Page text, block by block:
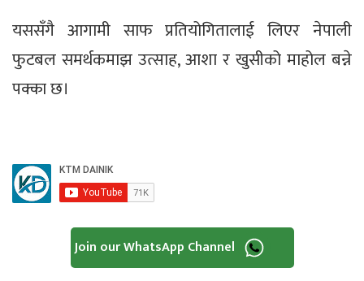
यससँगै आगामी साफ प्रतियोगितालाई लिएर नेपाली
फुटबल समर्थकमाझ उत्साह, आशा र खुसीको माहोल बन्ने
पक्का छ।
Join our WhatsApp Channel